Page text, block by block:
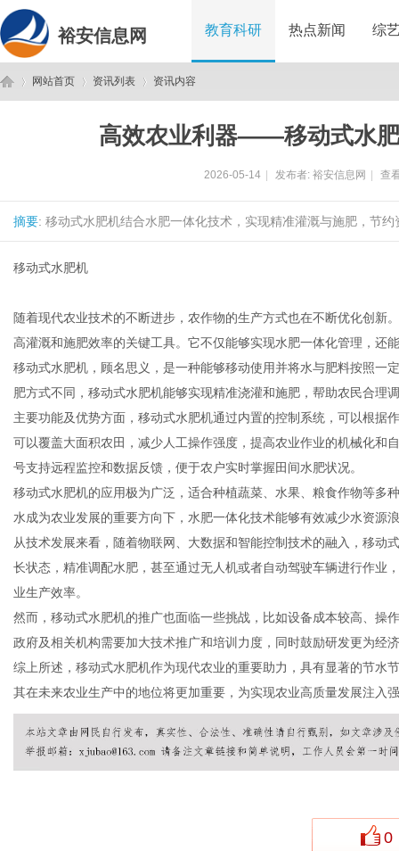
裕安信息网 教育科研 热点新闻 综
网站首页 资讯列表 资讯内容
高效农业利器——移动式水
2026-05-14 发布者: 裕安信息网 查
摘要: 移动式水肥机结合水肥一体化技术，实现精准灌溉与施肥，节
移动式水肥机
随着现代农业技术的不断进步，农作物的生产方式也在不断优化创新
高灌溉和施肥效率的关键工具。它不仅能够实现水肥一体化管理，还
移动式水肥机，顾名思义，是一种能够移动使用并将水与肥料按照一
肥方式不同，移动式水肥机能够实现精准浇灌和施肥，帮助农民合理
主要功能及优势方面，移动式水肥机通过内置的控制系统，可以根据
可以覆盖大面积农田，减少人工操作强度，提高农业作业的机械化和
号支持远程监控和数据反馈，便于农户实时掌握田间水肥状况。
移动式水肥机的应用极为广泛，适合种植蔬菜、水果、粮食作物等多
水成为农业发展的重要方向下，水肥一体化技术能够有效减少水资源
从技术发展来看，随着物联网、大数据和智能控制技术的融入，移动
长状态，精准调配水肥，甚至通过无人机或者自动驾驶车辆进行作业
业生产效率。
然而，移动式水肥机的推广也面临一些挑战，比如设备成本较高、操
政府及相关机构需要加大技术推广和培训力度，同时鼓励研发更为经
综上所述，移动式水肥机作为现代农业的重要助力，具有显著的节水
其在未来农业生产中的地位将更加重要，为实现农业高质量发展注入
0